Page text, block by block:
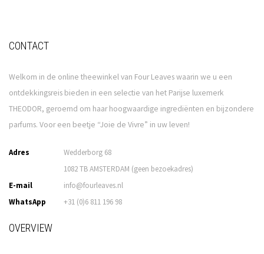
CONTACT
Welkom in de online theewinkel van Four Leaves waarin we u een
ontdekkingsreis bieden in een selectie van het Parijse luxemerk
THEODOR, geroemd om haar hoogwaardige ingrediënten en bijzondere
parfums. Voor een beetje “Joie de Vivre” in uw leven!
Adres
Wedderborg 68
1082 TB AMSTERDAM (geen bezoekadres)
E-mail
info@fourleaves.nl
WhatsApp
+31 (0)6 811 196 98
OVERVIEW